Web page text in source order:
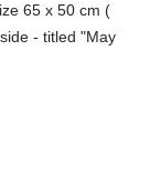
65 x 50 cm (
- titled "May